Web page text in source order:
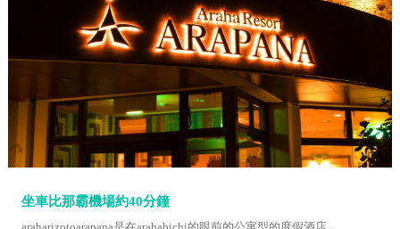
坐車比那霸機場約40分鐘